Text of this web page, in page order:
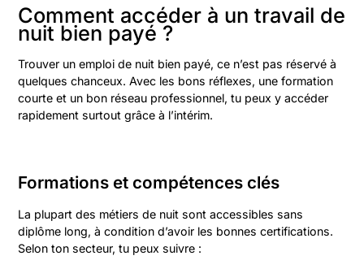
Comment accéder à un travail de
nuit bien payé ?
Trouver un emploi de nuit bien payé, ce n’est pas réservé à
quelques chanceux. Avec les bons réflexes, une formation
courte et un bon réseau professionnel, tu peux y accéder
rapidement surtout grâce à l’intérim.
Formations et compétences clés
La plupart des métiers de nuit sont accessibles sans
diplôme long, à condition d’avoir les bonnes certifications.
Selon ton secteur, tu peux suivre :